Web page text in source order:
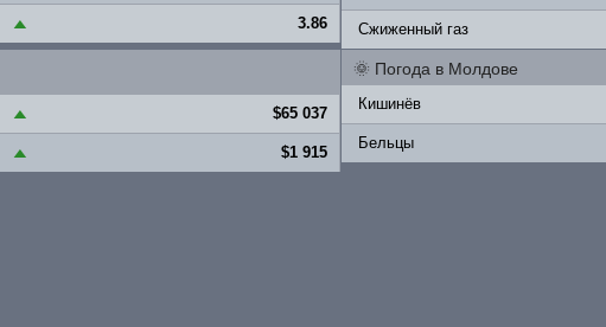
▲ 3.86 Сжиженный газ
▲ $65 037
▲ $1 915
🌞 Погода в Молдове
Кишинёв
Бельцы